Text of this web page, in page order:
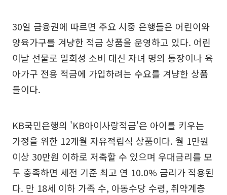
30일 금융권에 따르면 주요 시중 은행들은 어린이와
양육가구를 겨냥한 적금 상품을 운영하고 있다. 어린
이날 선물로 일회성 소비 대신 자녀 명의 통장이나 육
아가구 전용 적금에 가입하려는 수요를 겨냥한 상품
들이다.
KB국민은행의 'KB아이사랑적금'은 아이를 키우는
가정을 위한 12개월 자유적립식 상품이다. 월 1만원
이상 30만원 이하로 저축할 수 있으며 우대금리를 모
두 충족하면 세전 기준 최고 연 10.0% 금리가 적용된
다. 만 18세 이하 가족 수, 아동수당 수령, 취약계층